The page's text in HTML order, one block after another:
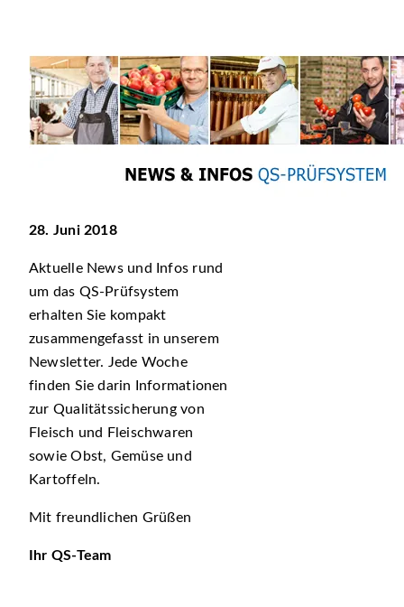
28. Juni 2018
Aktuelle News und Infos rund
um das QS-Prüfsystem
erhalten Sie kompakt
zusammengefasst in unserem
Newsletter. Jede Woche
finden Sie darin Informationen
zur Qualitätssicherung von
Fleisch und Fleischwaren
sowie Obst, Gemüse und
Kartoffeln.
Mit freundlichen Grüßen
Ihr QS-Team